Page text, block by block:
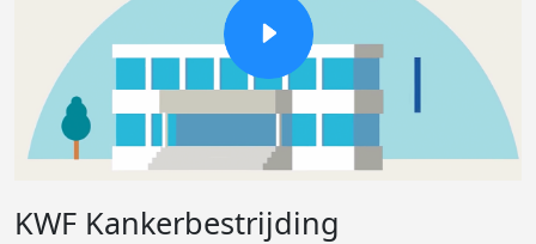
KWF Kankerbestrijding